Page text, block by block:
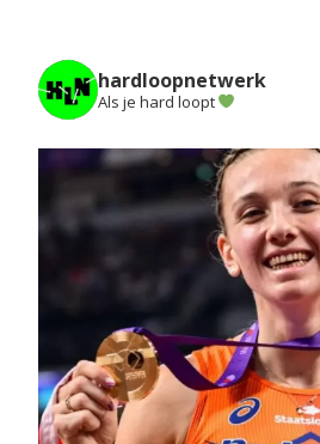
hardloopnetwerk
Als je hard loopt